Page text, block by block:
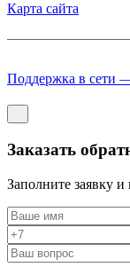
Карта сайта
Поддержка в сети
Заказать
Заполните заявку